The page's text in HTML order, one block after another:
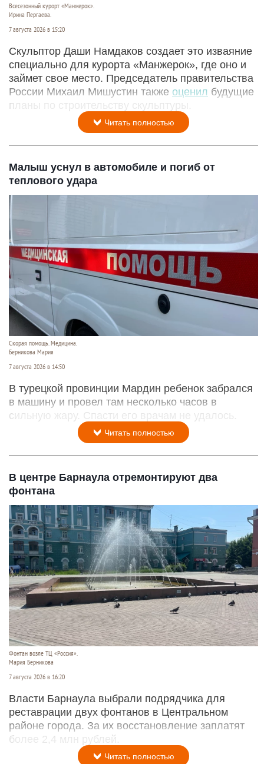
Всесезонный курорт «Манжерок».
Ирина Пергаева.
7 августа 2026 в 15:20
Скульптор Даши Намдаков создает это изваяние
специально для курорта «Манжерок», где оно и
займет свое место. Председатель правительства
России Михаил Мишустин также оценил будущие
планы по строительству скульптуры.
Читать полностью
Малыш уснул в автомобиле и погиб от
теплового удара
Скорая помощь. Медицина.
Берникова Мария
7 августа 2026 в 14:50
В турецкой провинции Мардин ребенок забрался
в машину и провел там несколько часов в
сильную жару. Спасти его врачам не удалось.
Читать полностью
В центре Барнаула отремонтируют два
фонтана
Фонтан возле ТЦ «Россия».
Мария Берникова
7 августа 2026 в 16:20
Власти Барнаула выбрали подрядчика для
реставрации двух фонтанов в Центральном
районе города. За их восстановление заплатят
более 2,4 млн рублей.
Читать полностью